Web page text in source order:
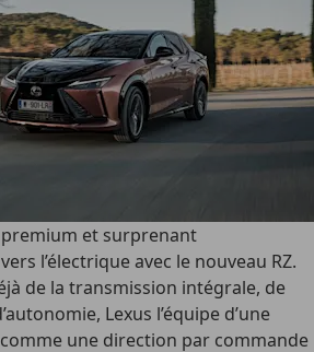
premium et surprenant
l’électrique avec le nouveau RZ.
de la transmission intégrale, de
Lexus l’équipe d’une
une direction par commande